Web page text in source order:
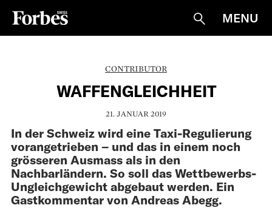
Suche
MENU
CONTRIBUTOR
WAFFEN­GLEICHHEIT
21. JANUAR 2019
In der Schweiz wird eine Taxi-Regulierung
vorangetrieben – und das in einem noch
grösseren Ausmass als in den
Nachbarländern. So soll das Wettbewerbs-
Ungleichgewicht abgebaut werden. Ein
Gastkommentar von Andreas Abegg.